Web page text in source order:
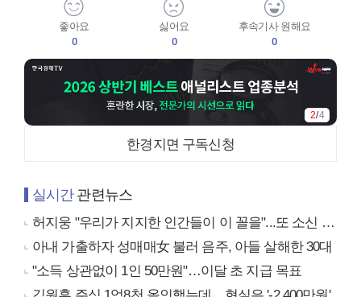
좋아요
0
싫어요
0
후속기사 원해요
0
3/4
한경지면 구독신청
실시간관련뉴스
허지웅 "우리가 지지한 인간들이 이 꼴을"...또 소신 발언
아내 가출하자 성매매女 불러 음주, 아들 살해한 30대
"소득 상관없이 1인 50만원"…이달 초 지급 목표